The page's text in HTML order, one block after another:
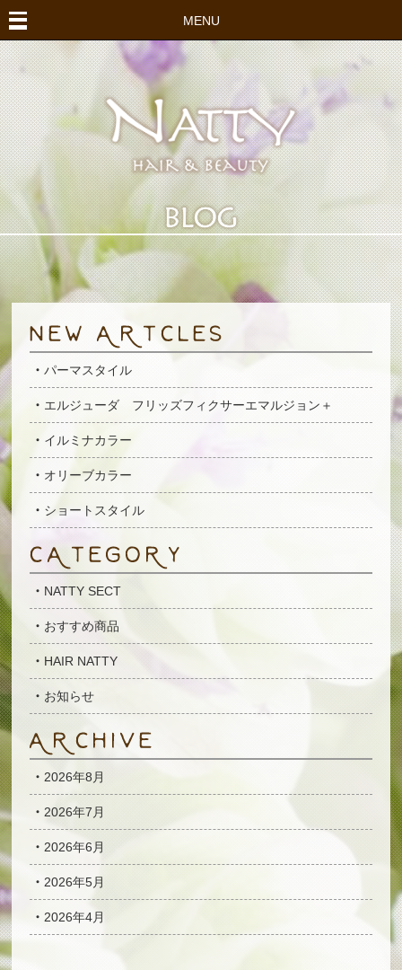
MENU
パーマスタイル
エルジューダ フリッズフィクサーエマルジョン＋
イルミナカラー
オリーブカラー
ショートスタイル
NATTY SECT
おすすめ商品
HAIR NATTY
お知らせ
2026年8月
2026年7月
2026年6月
2026年5月
2026年4月